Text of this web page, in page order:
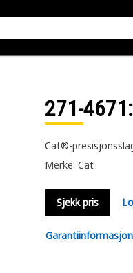
271-4671
Cat®-
Merke: Cat
Sjekk pris
Garantiinformasjon